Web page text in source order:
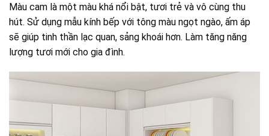
Màu cam là một màu khá nổi bật, tươi trẻ và vô cùng thu
hút. Sử dụng mẫu kính bếp với tông màu ngọt ngào, ấm áp
sẽ giúp tinh thần lạc quan, sảng khoái hơn. Làm tăng năng
lượng tươi mới cho gia đình.